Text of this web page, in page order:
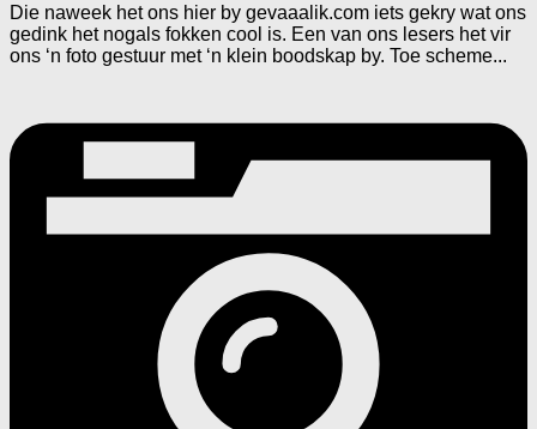
Die naweek het ons hier by gevaaalik.com iets gekry wat ons
gedink het nogals fokken cool is. Een van ons lesers het vir
ons ‘n foto gestuur met ‘n klein boodskap by. Toe scheme...